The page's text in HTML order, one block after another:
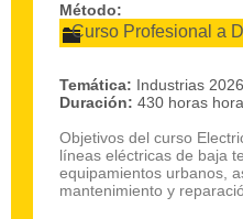
Método:
Curso Profesional a
Temática: Industrias 2026
Duración: 430 horas
Objetivos del curso
líneas eléctricas de baja
equipamientos urbanos,
mantenimiento y